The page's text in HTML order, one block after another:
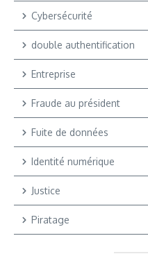
Cybersécurité
double authentification
Entreprise
Fraude au président
Fuite de données
Identité numérique
Justice
Piratage